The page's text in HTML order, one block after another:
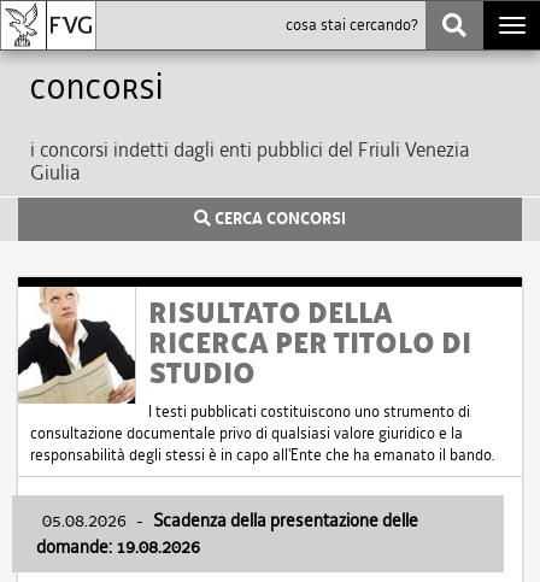
Concorsi
i concorsi indetti dagli enti pubblici del Friuli Venezia
Giulia
CERCA CONCORSI
RISULTATO DELLA
RICERCA PER TITOLO DI
STUDIO
I testi pubblicati costituiscono uno strumento di
consultazione documentale privo di qualsiasi valore giuridico e la
responsabilità degli stessi è in capo all'Ente che ha emanato il bando.
05.08.2026 - Scadenza della presentazione delle
domande: 19.08.2026